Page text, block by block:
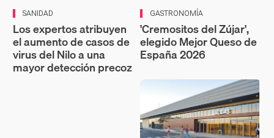
SANIDAD
Los expertos atribuyen
el aumento de casos de
virus del Nilo a una
mayor detección precoz
GASTRONOMÍA
'Cremositos del Zújar',
elegido Mejor Queso de
España 2026